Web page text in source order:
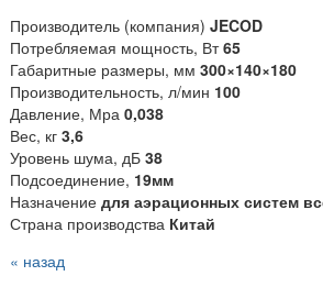
Производитель (компания) JECOD
Потребляемая мощность, Вт65
Габаритные размеры, мм 300×140×180
Производительность, л/мин 100
Давление, Мра 0,038
Вес, кг 3,6
Уровень шума, дБ 38
Подсоединение, 19мм
Назначение для аэрационных систем
Страна производства Китай
« назад